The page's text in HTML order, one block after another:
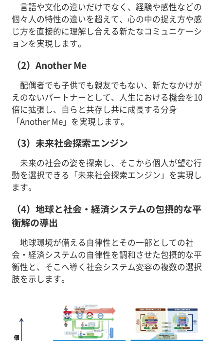
言語や文化の違いだけでなく、経験や感性などの
個々人の特性の違いを超えて、心の中の捉え方や感
じ方を直接的に理解し合える新たなコミュニケーシ
ョンを実現します。
（2）Another Me
配偶者でも子供でも親友でもない、新たなかけが
えのないパートナーとして、人生における機会を10
倍に拡張し、自らと共存し共に成長する分身
「Another Me」を実現します。
（3）未来社会探索エンジン
未来の社会の姿を探索し、そこから個人が望む行
動を選択できる「未来社会探索エンジン」を実現し
ます。
（4）地球と社会・経済システムの包摂的な平
衡解の導出
地球環境が備える自律性とその一部としての社
会・経済システムの自律性を調和させた包摂的な平
衡性と、そこへ導く社会システム変容の複数の選択
肢を示します。